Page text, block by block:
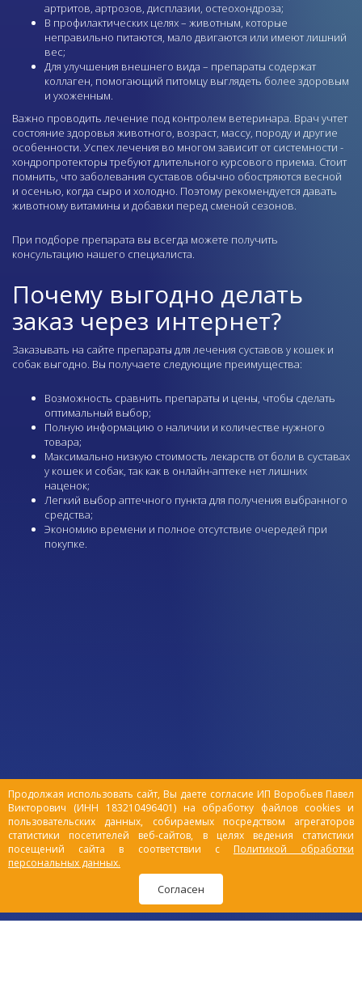
Продолжая использовать сайт, Вы даете согласие ИП Воробьев Павел
Викторович (ИНН 183210496401) на обработку файлов cookies и
пользовательских данных, собираемых посредством агрегаторов
статистики посетителей веб-сайтов, в целях ведения статистики
посещений сайта в соответствии с Политикой обработки
персональных данных.
Согласен
артритов, артрозов, дисплазии, остеохондроза;
В профилактических целях – животным, которые
неправильно питаются, мало двигаются или имеют лишний
вес;
Для улучшения внешнего вида – препараты содержат
коллаген, помогающий питомцу выглядеть более здоровым
и ухоженным.
Важно проводить лечение под контролем ветеринара. Врач учтет
состояние здоровья животного, возраст, массу, породу и другие
особенности. Успех лечения во многом зависит от системности -
хондропротекторы требуют длительного курсового приема. Стоит
помнить, что заболевания суставов обычно обостряются весной
и осенью, когда сыро и холодно. Поэтому рекомендуется давать
животному витамины и добавки перед сменой сезонов.
При подборе препарата вы всегда можете получить
консультацию нашего специалиста.
Почему выгодно делать
заказ через интернет?
Заказывать на сайте препараты для лечения суставов у кошек и
собак выгодно. Вы получаете следующие преимущества:
Возможность сравнить препараты и цены, чтобы сделать
оптимальный выбор;
Полную информацию о наличии и количестве нужного
товара;
Максимально низкую стоимость лекарств от боли в суставах
у кошек и собак, так как в онлайн-аптеке нет лишних
наценок;
Легкий выбор аптечного пункта для получения выбранного
средства;
Экономию времени и полное отсутствие очередей при
покупке.